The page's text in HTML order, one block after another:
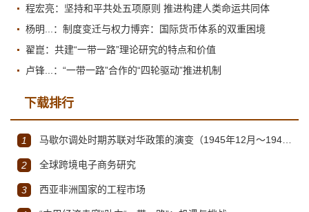
程宏亮：坚持和平共处五项原则 推进构建人类命运共同体
杨明...：制度变迁与权力博弈：国际货币体系的双重困境
翟崑：共建“一带一路”理论研究的特点和价值
卢锋...：“一带一路”合作的“四轮驱动”推进机制
下载排行
1 马歇尔调处时期苏联对华政策的演变（1945年12月～1947年1月）
2 全球跨境电子商务研究
3 西亚非洲国家的工程市场